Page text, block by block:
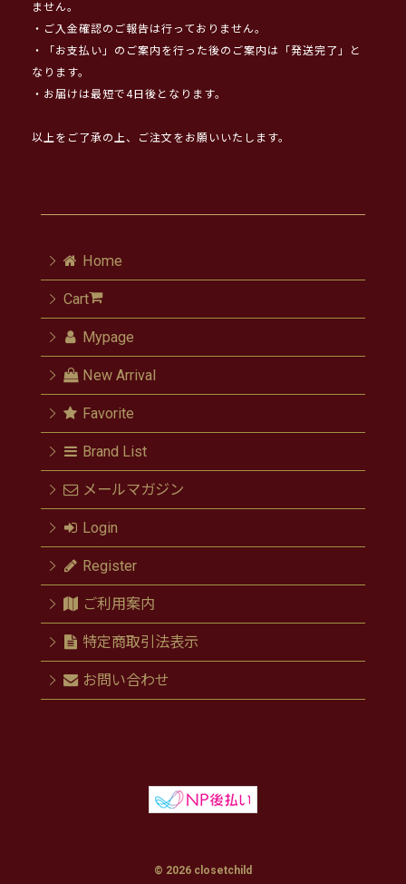
ません。
・ご入金確認のご報告は行っておりません。
・「お支払い」のご案内を行った後のご案内は「発送完了」と
なります。
・お届けは最短で4日後となります。
以上をご了承の上、ご注文をお願いいたします。
Home
Cart
Mypage
New Arrival
Favorite
Brand List
メールマガジン
Login
Register
ご利用案内
特定商取引法表示
お問い合わせ
© 2026 closetchild